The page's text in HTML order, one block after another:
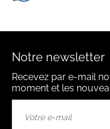
Notre newsletter
Recevez par e-mail
moment et les